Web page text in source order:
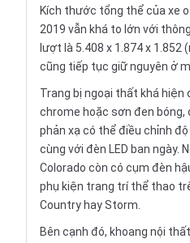
Kích thước tổng thể của xe
2019 vẫn khá to lớn với
lượt là 5.408 x 1.874 x 1.852
cũng tiếp tục giữ nguyên ở
Trang bị ngoại thất khá
chrome hoặc sơn đen bóng,
phản xạ có thể điều chỉnh
cùng với đèn LED ban ngày.
Colorado còn có cụm đèn
phụ kiện trang trí thể thao
Country hay Storm.
Bên cạnh đó, khoang nội thất